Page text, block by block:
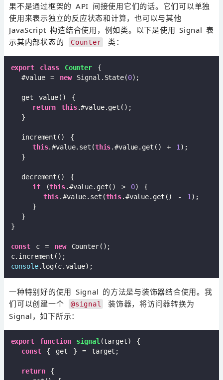
果不是通过框架的 API 间接使用它们的话。它们可以单独
使用来表示独立的反应状态和计算，也可以与其他
JavaScript 构造结合使用，例如类。以下是使用 Signal 表
示其内部状态的
Counter 类：
export class Counter
{
  #value =
new Signal.State(0);
  get value() {
return
this.#value.get();
  }
  increment() {
this.#value.set(this.#value.get() + 1);
  }
  decrement() {
if (this.#value.get() > 0) {
this.#value.set(this.#value.get() - 1);
    }
  }
}
const c = new Counter();
console
一种特别好的使用 Signal 的方法是与装饰器结合使用。我
们可以创建一个
@signal
装饰器，将访问器转换为
Signal，如下所示：
export function signal(target) {
const { get } = target;
return {